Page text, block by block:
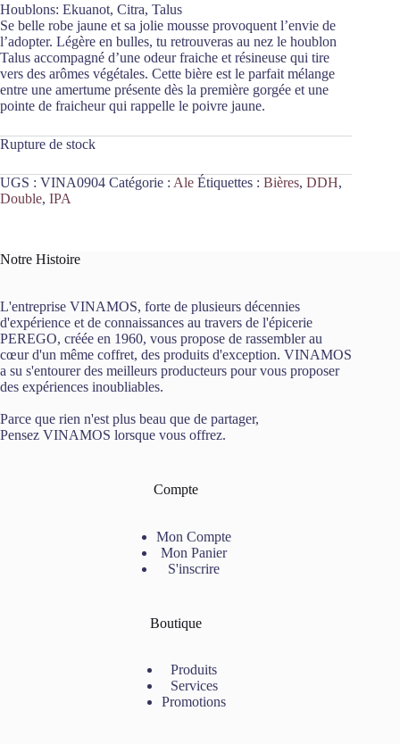
Houblons: Ekuanot, Citra, Talus
Se belle robe jaune et sa jolie mousse provoquent l’envie de
l’adopter. Légère en bulles, tu retrouveras au nez le houblon
Talus accompagné d’une odeur fraiche et résineuse qui tire
vers des arômes végétales. Cette bière est le parfait mélange
entre une amertume présente dès la première gorgée et une
pointe de fraicheur qui rappelle le poivre jaune.
Rupture de stock
UGS : VINA0904 Catégorie : Ale Étiquettes : Bières, DDH,
Double, IPA
Notre Histoire
L'entreprise VINAMOS, forte de plusieurs décennies
d'expérience et de connaissances au travers de l'épicerie
PEREGO, créée en 1960, vous propose de rassembler au
cœur d'un même coffret, des produits d'exception. VINAMOS
a su s'entourer des meilleurs producteurs pour vous proposer
des expériences inoubliables.
Parce que rien n'est plus beau que de partager,
Pensez VINAMOS lorsque vous offrez.
Compte
Mon Compte
Mon Panier
S'inscrire
Boutique
Produits
Services
Promotions